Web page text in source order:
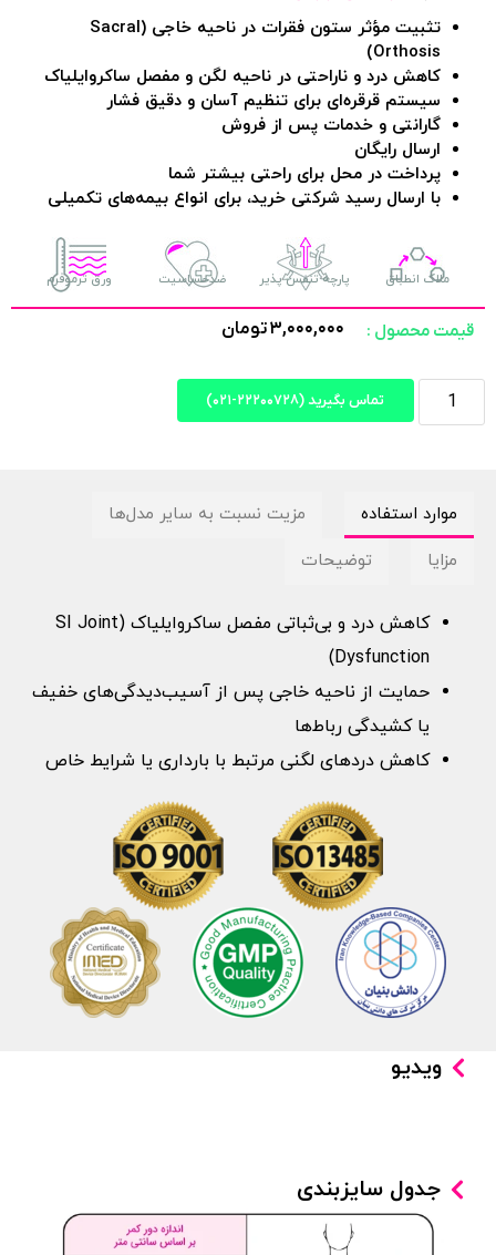
تثبیت مؤثر ستون فقرات در ناحیه خاجی (Sacral
Orthosis)
کاهش درد و ناراحتی در ناحیه لگن و مفصل ساکروایلیاک
سیستم قرقره‌ای برای تنظیم آسان و دقیق فشار
گارانتی و خدمات پس از فروش
ارسال رایگان
پرداخت در محل برای راحتی بیشتر شما
با ارسال رسید شرکتی خرید، برای انواع بیمه‌های تکمیلی
ملاک انطباق پارچه تنفس پذیر ضدحساسیت ورق ترموفرم
قیمت محصول : ۳,۰۰۰,۰۰۰تومان
تماس بگیرید (۲۲۲۰۰۷۲۸-۰۲۱)
موارد استفاده
مزیت نسبت به سایر مدل‌ها
مزایا
توضیحات
کاهش درد و بی‌ثباتی مفصل ساکروایلیاک (SI Joint
Dysfunction)
حمایت از ناحیه خاجی پس از آسیب‌دیدگی‌های خفیف
یا کشیدگی رباط‌ها
کاهش دردهای لگنی مرتبط با بارداری یا شرایط خاص
ویدیو
جدول سایزبندی